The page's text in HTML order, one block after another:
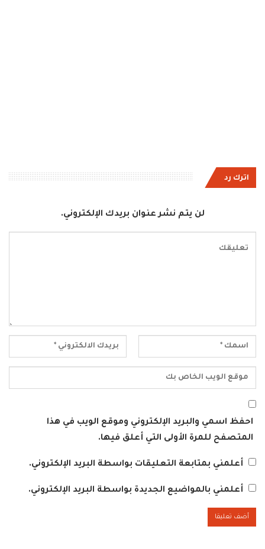
اترك رد
لن يتم نشر عنوان بريدك الإلكتروني.
احفظ اسمي والبريد الإلكتروني وموقع الويب في هذا
المتصفح للمرة الأولى التي أعلق فيها.
أعلمني بمتابعة التعليقات بواسطة البريد الإلكتروني.
أعلمني بالمواضيع الجديدة بواسطة البريد الإلكتروني.